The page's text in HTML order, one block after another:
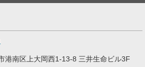
港南区上大岡西1-13-8 三井生命ビル3F